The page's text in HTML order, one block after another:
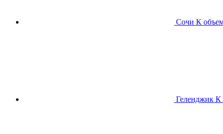
Сочи К
Геленджик К